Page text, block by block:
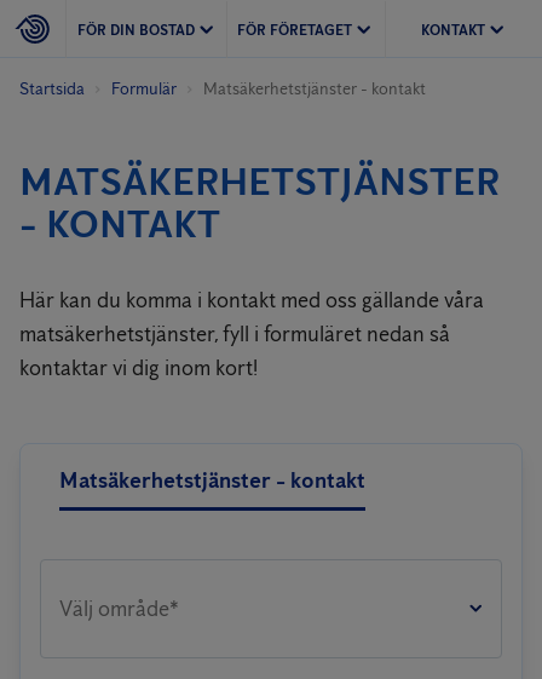
FÖR DIN BOSTAD FÖR FÖRETAGET KONTAKT
Startsida Formulär Matsäkerhets­tjänster - kontakt
MATSÄKERHETS­TJÄNSTER
- KONTAKT
Här kan du komma i kontakt med oss gällande våra
matsäkerhetstjänster, fyll i formuläret nedan så
kontaktar vi dig inom kort!
Matsäkerhetstjänster - kontakt
Välj område*